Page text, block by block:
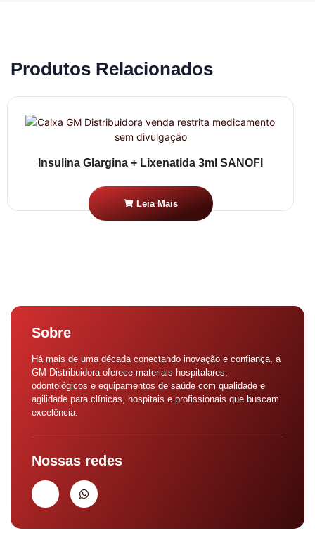
Produtos Relacionados
Insulina Glargina + Lixenatida 3ml SANOFI
Leia Mais
Sobre
Há mais de uma década conectando inovação e confiança, a
GM Distribuidora oferece materiais hospitalares,
odontológicos e equipamentos de saúde com qualidade e
agilidade para clínicas, hospitais e profissionais que buscam
excelência.
Nossas redes